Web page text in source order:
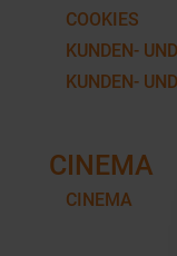
COOKIES
KUNDEN-
KUNDEN-
CINEMA
CINEMA